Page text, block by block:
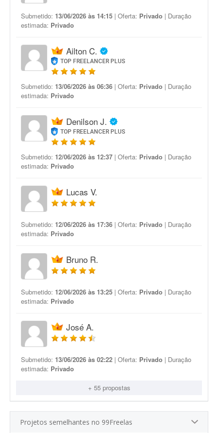
Submetido: 13/06/2026 às 14:15 | Oferta: Privado | Duração
estimada: Privado
Ailton C.
TOP FREELANCER PLUS
Submetido: 13/06/2026 às 06:36 | Oferta: Privado | Duração
estimada: Privado
Denilson J.
TOP FREELANCER PLUS
Submetido: 12/06/2026 às 12:37 | Oferta: Privado | Duração
estimada: Privado
Lucas V.
Submetido: 12/06/2026 às 17:36 | Oferta: Privado | Duração
estimada: Privado
Bruno R.
Submetido: 12/06/2026 às 13:25 | Oferta: Privado | Duração
estimada: Privado
José A.
Submetido: 13/06/2026 às 02:22 | Oferta: Privado | Duração
estimada: Privado
+ 55 propostas
Projetos semelhantes no 99Freelas